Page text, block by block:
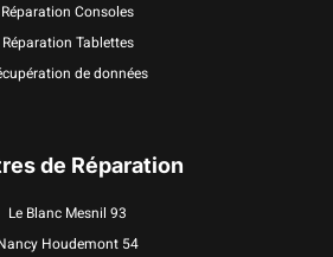
Réparation Consoles
Réparation Tablettes
de données
de Réparation
Le Blanc Mesnil 93
Houdemont 54